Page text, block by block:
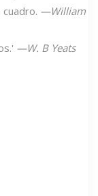
—William
—W. B Yeats